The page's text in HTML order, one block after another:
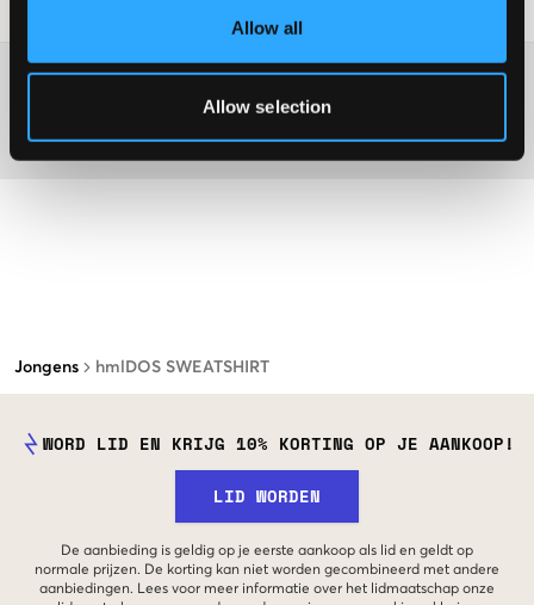
Allow all
Allow selection
Jongens hmlDOS SWEATSHIRT
Washing advice
Materiaal
WORD LID EN KRIJG 10% KORTING OP JE AANKOOP!
LID WORDEN
De aanbieding is geldig op je eerste aankoop als lid en geldt op
normale prijzen. De korting kan niet worden gecombineerd met andere
aanbiedingen. Lees voor meer informatie over het lidmaatschap onze